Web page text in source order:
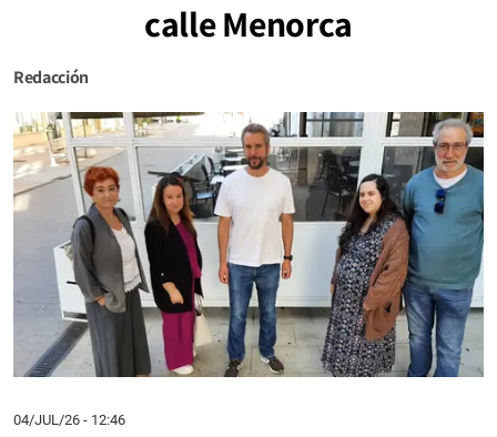
calle Menorca
Redacción
04/JUL/26 - 12:46